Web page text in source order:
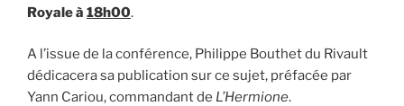
Royale à 18h00.
A l’issue de la conférence, Philippe Bouthet du Rivault
dédicacera sa publication sur ce sujet, préfacée par
Yann Cariou, commandant de L’Hermione.